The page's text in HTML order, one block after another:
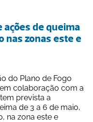
ações de queima
nas zonas este e
do Plano de Fogo
colaboração com a
prevista a
de 3 a 6 de maio,
na zona este e